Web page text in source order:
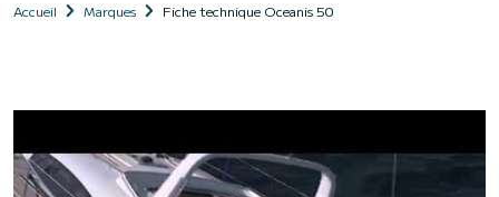
Accueil Marques Fiche technique Oceanis 50